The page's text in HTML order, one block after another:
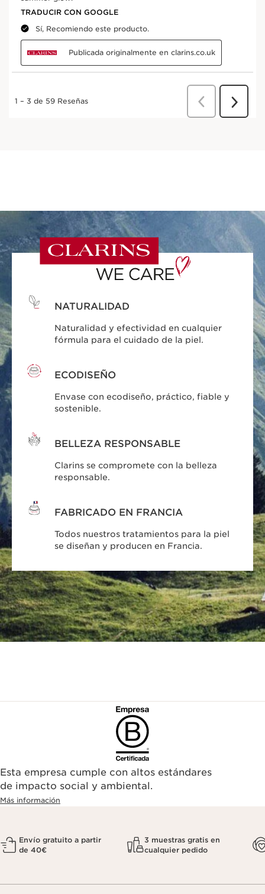
NATURALIDAD
Naturalidad y efectividad en cualquier
fórmula para el cuidado de la piel.
ECODISEÑO
Envase con ecodiseño, práctico, fiable y
sostenible.
BELLEZA RESPONSABLE
Clarins se compromete con la belleza
responsable.
FABRICADO EN FRANCIA
Todos nuestros tratamientos para la piel
se diseñan y producen en Francia.
Esta empresa cumple con altos estándares
de impacto social y ambiental.
Más información
Envío gratuito a partir
de 40€
3 muestras gratis en
cualquier pedido